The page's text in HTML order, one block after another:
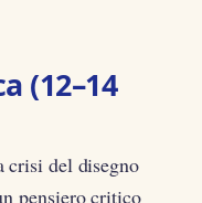
(12–14
crisi del disegno
pensiero critico